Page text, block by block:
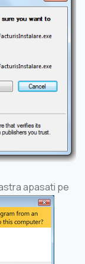
apasati pe